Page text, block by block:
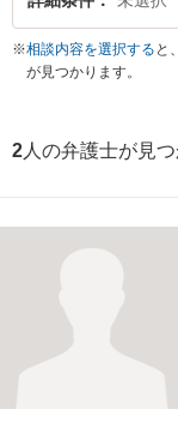
※相談内容を選択する と
が見つかります。
2 人の弁護士が見